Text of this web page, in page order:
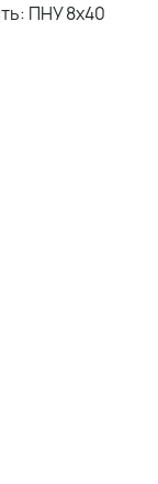
ПНУ 8х40